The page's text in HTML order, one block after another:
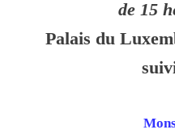
de 15
Palais du